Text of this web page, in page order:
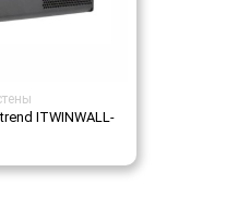
ITWINWALL-